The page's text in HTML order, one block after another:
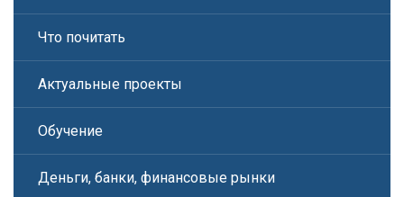
Что почитать
Актуальные проекты
Обучение
Деньги, банки, финансовые рынки